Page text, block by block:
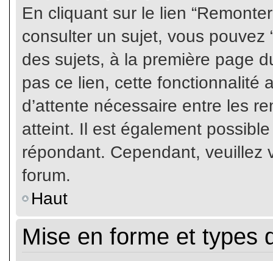
En cliquant sur le lien
consulter un sujet, vous pouvez
des sujets, à la première page
pas ce lien, cette fonctionnalité
d’attente nécessaire entre les
atteint. Il est également
répondant. Cependant, veuillez
forum.
Haut
Mise en forme et types